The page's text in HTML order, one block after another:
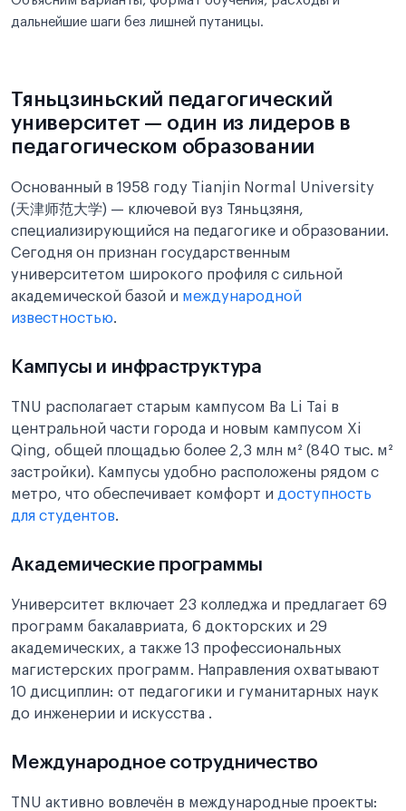
дальнейшие шаги без лишней путаницы.
Тяньцзиньский педагогический
университет — один из лидеров в
педагогическом образовании
Основанный в 1958 году Tianjin Normal University
(天津师范大学) — ключевой вуз Тяньцзяня,
специализирующийся на педагогике и образовании.
Сегодня он признан государственным
университетом широкого профиля с сильной
академической базой и международной
известностью.
Кампусы и инфраструктура
TNU располагает старым кампусом Ba Li Tai в
центральной части города и новым кампусом Xi
Qing, общей площадью более 2,3 млн м² (840 тыс. м²
застройки). Кампусы удобно расположены рядом с
метро, что обеспечивает комфорт и доступность
для студентов.
Академические программы
Университет включает 23 колледжа и предлагает 69
программ бакалавриата, 6 докторских и 29
академических, а также 13 профессиональных
магистерских программ. Направления охватывают
10 дисциплин: от педагогики и гуманитарных наук
до инженерии и искусства .
Международное сотрудничество
TNU активно вовлечён в международные проекты: